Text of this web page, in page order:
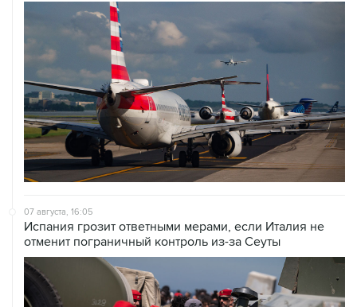
07 августа, 16:05
Испания грозит ответными мерами, если Италия не
отменит пограничный контроль из-за Сеуты